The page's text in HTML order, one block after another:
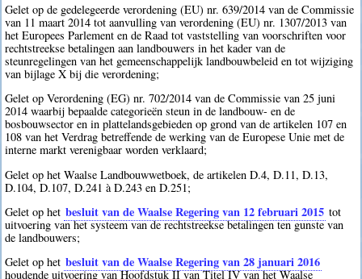
Gelet op de gedelegeerde verordening (EU) nr. 639/2014 van de Commissie
van 11 maart 2014 tot aanvulling van verordening (EU) nr. 1307/2013 van
het Europees Parlement en de Raad tot vaststelling van voorschriften voor
rechtstreekse betalingen aan landbouwers in het kader van de
steunregelingen van het gemeenschappelijk landbouwbeleid en tot wijziging
van bijlage X bij die verordening;
Gelet op Verordening (EG) nr. 702/2014 van de Commissie van 25 juni
2014 waarbij bepaalde categorieën steun in de landbouw- en de
bosbouwsector en in plattelandsgebieden op grond van de artikelen 107 en
108 van het Verdrag betreffende de werking van de Europese Unie met de
interne markt verenigbaar worden verklaard;
Gelet op het Waalse Landbouwwetboek, de artikelen D.4, D.11, D.13,
D.104, D.107, D.241 à D.243 en D.251;
Gelet op het besluit van de Waalse Regering van 12 februari 2015 tot
uitvoering van het systeem van de rechtstreekse betalingen ten gunste van
de landbouwers;
Gelet op het besluit van de Waalse Regering van 28 januari 2016
houdende uitvoering van Hoofdstuk II van Titel IV van het Waalse